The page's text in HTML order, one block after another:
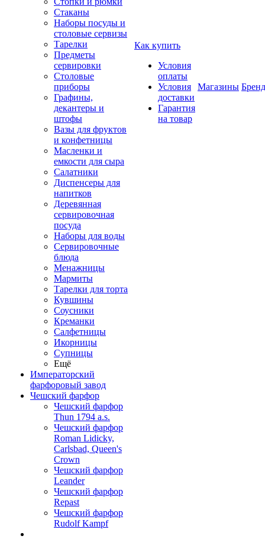
Стаканы
Наборы посуды и
столовые сервизы
Тарелки
Предметы
сервировки
Столовые
приборы
Графины,
декантеры и
штофы
Вазы для фруктов
и конфетницы
Масленки и
емкости для сыра
Салатники
Диспенсеры для
напитков
Деревянная
сервировочная
посуда
Наборы для воды
Сервировочные
блюда
Менажницы
Мармиты
Тарелки для торта
Кувшины
Соусники
Креманки
Салфетницы
Икорницы
Супницы
Ещё
Императорский
фарфоровый завод
Чешский фарфор
Чешский фарфор
Thun 1794 a.s.
Чешский фарфор
Roman Lidicky,
Carlsbad, Queen's
Crown
Чешский фарфор
Leander
Чешский фарфор
Repast
Чешский фарфор
Rudolf Kampf
Как купить
Условия
оплаты
Условия
доставки
Гарантия
на товар
Магазины